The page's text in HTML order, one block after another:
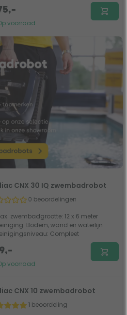
voorraad
CNX 30 IQ zwembadrobot
0 beoordelingen
zwembadgrootte: 12 x 6 meter
Bodem, wand en waterlijn
Compleet
voorraad
CNX 10 zwembadrobot
1 beoordeling